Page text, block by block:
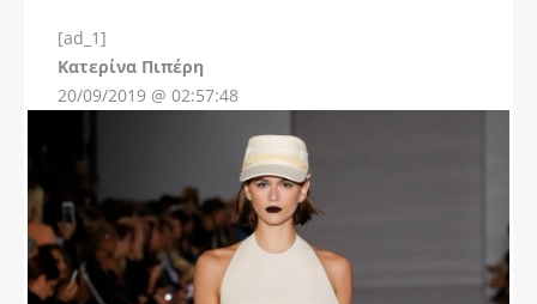
[ad_1]
Kατερίνα Πιπέρη
20/09/2019 @ 02:57:48